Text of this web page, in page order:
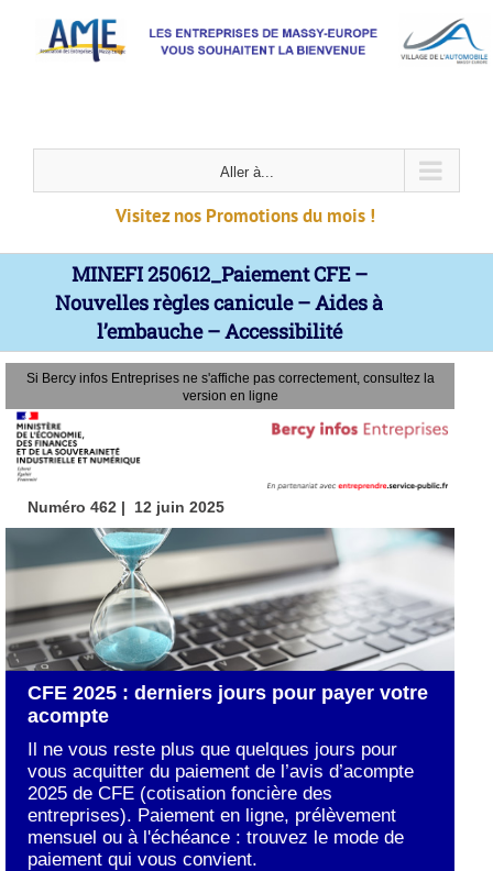
contenu
Aller à...
Visitez nos Promotions du mois !
MINEFI 250612_Paiement CFE –
Nouvelles règles canicule – Aides à
l’embauche – Accessibilité
Si Bercy infos Entreprises ne s'affiche pas correctement, consultez la
version en ligne
Numéro 462 | 12 juin 2025
CFE 2025 : derniers jours pour payer votre
acompte
Il ne vous reste plus que quelques jours pour
vous acquitter du paiement de l’avis d’acompte
2025 de CFE (cotisation foncière des
entreprises). Paiement en ligne, prélèvement
mensuel ou à l'échéance : trouvez le mode de
paiement qui vous convient.